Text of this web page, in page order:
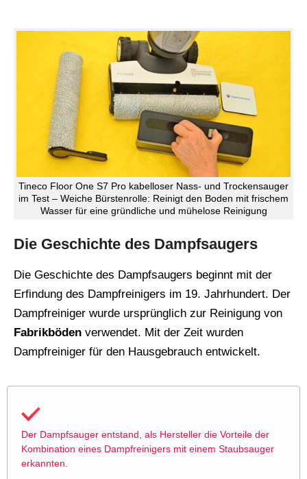
Tineco Floor One S7 Pro kabelloser Nass- und Trockensauger
im Test – Weiche Bürstenrolle: Reinigt den Boden mit frischem
Wasser für eine gründliche und mühelose Reinigung
Die Geschichte des Dampfsaugers
Die Geschichte des Dampfsaugers beginnt mit der
Erfindung des Dampfreinigers im 19. Jahrhundert. Der
Dampfreiniger wurde ursprünglich zur Reinigung von
Fabrikböden verwendet. Mit der Zeit wurden
Dampfreiniger für den Hausgebrauch entwickelt.
Der Dampfsauger entstand, als Hersteller die Vorteile der
Kombination eines Dampfreinigers mit einem Staubsauger
erkannten.